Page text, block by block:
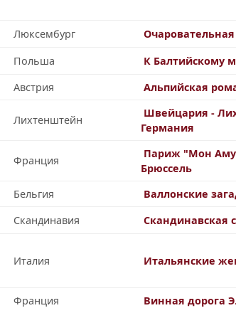
Люксембург
Польша
К Балтийскому
Австрия Альпийская
Лихтенштейн
Швейцария -
Германия
Франция
Париж "Мон
Брюссель
Бельгия
Валлонские
Скандинавия Скандинавская
Италия Итальянские
Франция
Винная дорога